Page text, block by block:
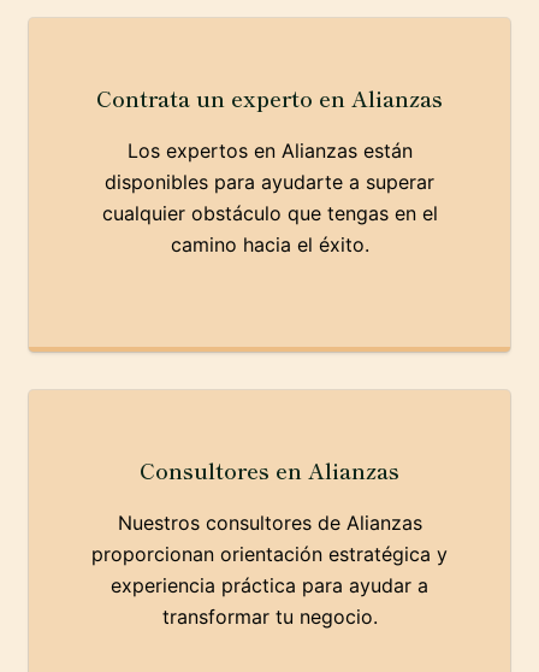
Contrata un experto en Alianzas
Los expertos en Alianzas están
disponibles para ayudarte a superar
cualquier obstáculo que tengas en el
camino hacia el éxito.
Consultores en Alianzas
Nuestros consultores de Alianzas
proporcionan orientación estratégica y
experiencia práctica para ayudar a
transformar tu negocio.